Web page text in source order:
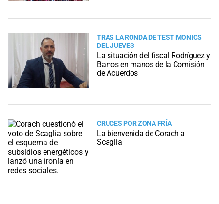
TRAS LA RONDA DE TESTIMONIOS
DEL JUEVES
La situación del fiscal Rodríguez y
Barros en manos de la Comisión
de Acuerdos
CRUCES POR ZONA FRÍA
La bienvenida de Corach a
Scaglia